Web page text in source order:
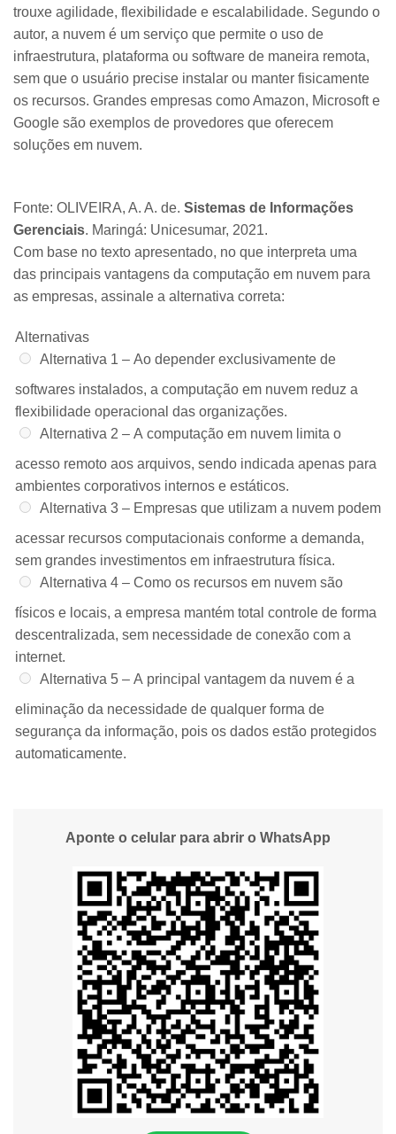
trouxe agilidade, flexibilidade e escalabilidade. Segundo o
autor, a nuvem é um serviço que permite o uso de
infraestrutura, plataforma ou software de maneira remota,
sem que o usuário precise instalar ou manter fisicamente
os recursos. Grandes empresas como Amazon, Microsoft e
Google são exemplos de provedores que oferecem
soluções em nuvem.
Fonte: OLIVEIRA, A. A. de. Sistemas de Informações
Gerenciais. Maringá: Unicesumar, 2021.
Com base no texto apresentado, no que interpreta uma
das principais vantagens da computação em nuvem para
as empresas, assinale a alternativa correta:
Alternativas
Alternativa 1 – Ao depender exclusivamente de
softwares instalados, a computação em nuvem reduz a
flexibilidade operacional das organizações.
Alternativa 2 – A computação em nuvem limita o
acesso remoto aos arquivos, sendo indicada apenas para
ambientes corporativos internos e estáticos.
Alternativa 3 – Empresas que utilizam a nuvem podem
acessar recursos computacionais conforme a demanda,
sem grandes investimentos em infraestrutura física.
Alternativa 4 – Como os recursos em nuvem são
físicos e locais, a empresa mantém total controle de forma
descentralizada, sem necessidade de conexão com a
internet.
Alternativa 5 – A principal vantagem da nuvem é a
eliminação da necessidade de qualquer forma de
segurança da informação, pois os dados estão protegidos
automaticamente.
Aponte o celular para abrir o WhatsApp